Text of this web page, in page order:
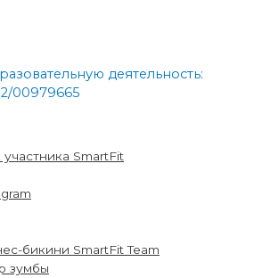
деятельность:
00979665
SmartFit
бикини SmartFit Team
зумбы